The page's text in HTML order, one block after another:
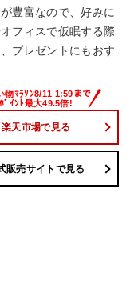
豊富なので、好みに
フィスで仮眠する際
プレゼントにもおす
楽天市場で見る
販売サイトで見る